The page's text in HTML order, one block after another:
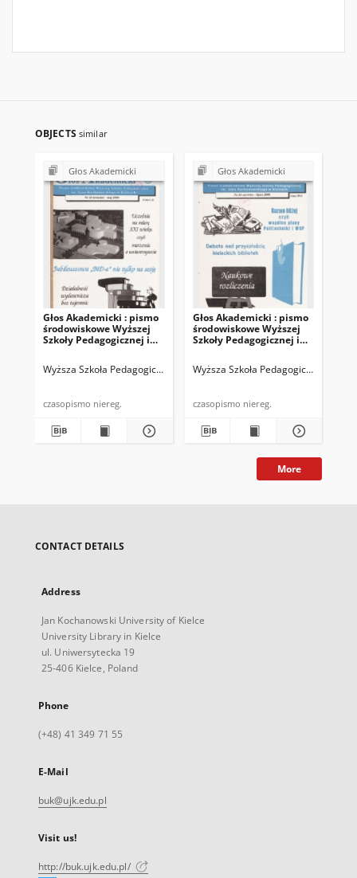
OBJECTS similar
Głos Akademicki
Głos Akademicki : pismo
środowiskowe Wyższej
Szkoły Pedagogicznej im.
Kielcach. 2000, nr 23 :
kwiecień-maj 2000
Wyższa Szkoła Pedagogiczna im. Jana Kochanowskiego (Kielce)
czasopismo niereg.
Głos Akademicki
Głos Akademicki : pismo
środowiskowe Wyższej
Szkoły Pedagogicznej im.
Kielcach. 2000, nr 24 :
czerwiec-lipiec 2000
Wyższa Szkoła Pedagogiczna im.
czasopismo niereg.
More
CONTACT DETAILS
Address
Jan Kochanowski University of Kielce
University Library in Kielce
ul. Uniwersytecka 19
25-406 Kielce, Poland
Phone
(+48) 41 349 71 55
E-Mail
buk@ujk.edu.pl
Visit us!
http://buk.ujk.edu.pl/